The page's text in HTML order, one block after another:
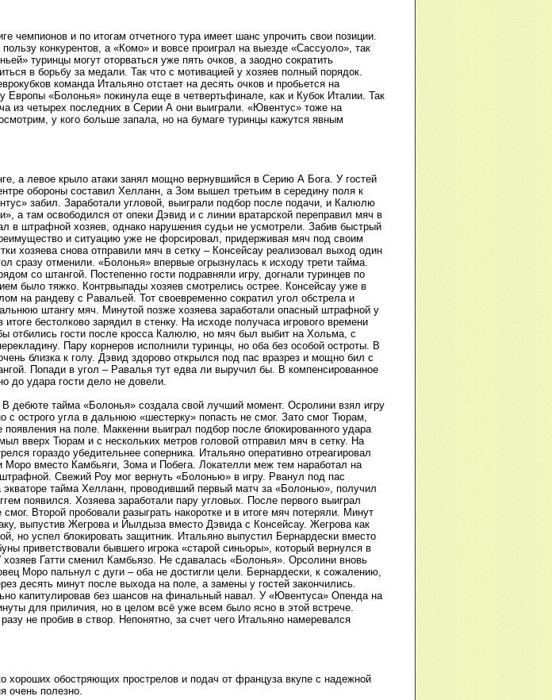
чемпионов и по итогам отчетного тура имеет шанс упрочить свои позиции.
конкурентов, а «Комо» и вовсе проиграл на выезде «Сассуоло», так
туринцы могут оторваться уже пять очков, а заодно сократить
в борьбу за медали. Так что с мотивацией у хозяев полный порядок.
команда Итальяно отстает на десять очков и пробьется на
Европы «Болонья» покинула еще в четвертьфинале, как и Кубок Италии. Так
из четырех последних в Серии А они выиграли. «Ювентус» тоже на
у кого больше запала, но на бумаге туринцы кажутся явным
а левое крыло атаки занял мощно вернувшийся в Серию А Бога. У гостей
обороны составил Хелланн, а Зом вышел третьим в середину поля к
забил. Заработали угловой, выиграли подбор после подачи, и Калюлю
а там освободился от опеки Дэвид и с линии вратарской переправил мяч в
в штрафной хозяев, однако нарушения судьи не усмотрели. Забив быстрый
и ситуацию уже не форсировал, придерживая мяч под своим
хозяева снова отправили мяч в сетку – Консейсау реализовал выход один
сразу отменили. «Болонья» впервые огрызнулась к исходу трети тайма.
со штангой. Постепенно гости подравняли игру, догнали туринцев по
было тяжко. Контрвыпады хозяев смотрелись острее. Консейсау уже в
на рандеву с Равальей. Тот своевременно сократил угол обстрела и
штангу мяч. Минутой позже хозяева заработали опасный штрафной у
бестолково зарядил в стенку. На исходе получаса игрового времени
отбились гости после кросса Калюлю, но мяч был выбит на Хольма, с
Пару корнеров исполнили туринцы, но оба без особой остроты. В
близка к голу. Дэвид здорово открылся под пас вразрез и мощно бил с
Попади в угол – Равалья тут едва ли выручил бы. В компенсированное
до удара гости дело не довели.
дебюте тайма «Болонья» создала свой лучший момент. Осролини взял игру
острого угла в дальнюю «шестерку» попасть не смог. Зато смог Тюрам,
на поле. Маккенни выиграл подбор после блокированного удара
вверх Тюрам и с нескольких метров головой отправил мяч в сетку. На
гораздо убедительнее соперника. Итальяно оперативно отреагировал
Моро вместо Камбьяги, Зома и Побега. Локателли меж тем наработал на
Свежий Роу мог вернуть «Болонью» в игру. Рванул под пас
тайма Хелланн, проводивший первый матч за «Болонью», получил
появился. Хозяева заработали пару угловых. После первого выиграл
Второй пробовали разыграть накоротке и в итоге мяч потеряли. Минут
выпустив Жегрова и Йылдыза вместо Дэвида с Консейсау. Жегрова как
но успел блокировать защитник. Итальяно выпустил Бернардески вместо
приветствовали бывшего игрока «старой синьоры», который вернулся в
Гатти сменил Камбьязо. Не сдавалась «Болонья». Орсолини вновь
Моро пальнул с дуги – оба не достигли цели. Бернардески, к сожалению,
десять минут после выхода на поле, а замены у гостей закончились.
капитулировав без шансов на финальный навал. У «Ювентуса» Опенда на
для приличия, но в целом всё уже всем было ясно в этой встрече.
не пробив в створ. Непонятно, за счет чего Итальяно намеревался
хороших обостряющих прострелов и подач от француза вкупе с надежной
очень полезно.